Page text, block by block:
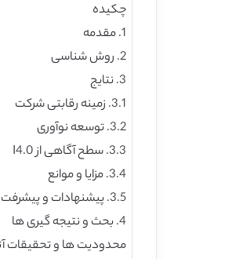
چکیده
1. مقدمه
2. روش شناسی
3. نتایج
3.1. زمینه رقابتی شرکت
3.2. توسعه نوآوری
3.3. سطح آگاهی از I4.0
3.4. مزایا و موانع
3.5. پیشنهادات و پیشرفت های آتی
4. بحث و نتیجه گیری ها
محدودیت ها و تحقیقات